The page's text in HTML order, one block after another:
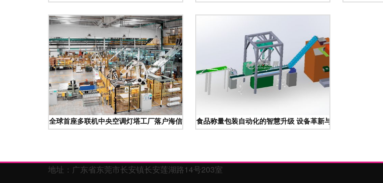
全球首座多联机中央空调灯塔工厂落户海信 食品称量包装自动化的智慧升级 设备革新与未来趋势
地址：广东省东莞市长安镇长安莲湖路14号203室